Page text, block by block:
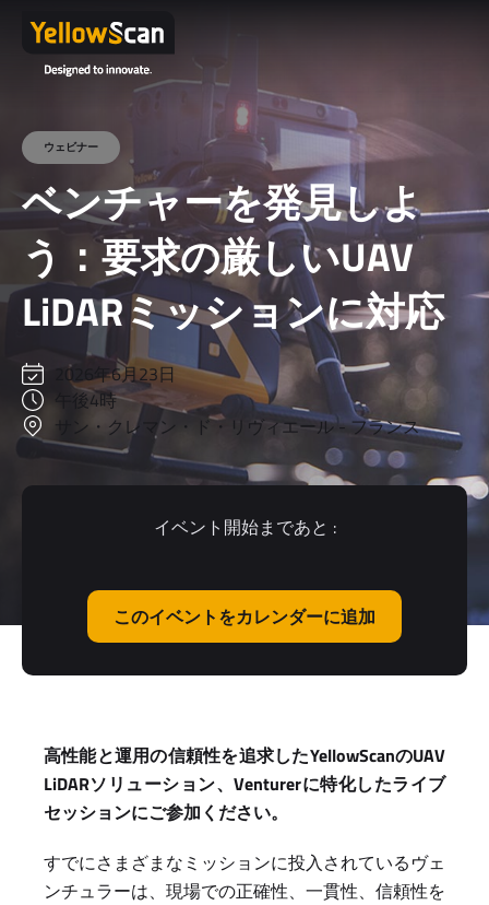
ウェビナー
ベンチャーを発見しよ
う：要求の厳しいUAV
LiDARミッションに対応
2026年6月23日
午後4時
サン・クレマン・ド・リヴィエール - フランス
イベント開始まであと :
このイベントをカレンダーに追加
高性能と運用の信頼性を追求したYellowScanのUAV
LiDARソリューション、Venturerに特化したライブ
セッションにご参加ください。
すでにさまざまなミッションに投入されているヴェ
ンチュラーは、現場での正確性、一貫性、信頼性を